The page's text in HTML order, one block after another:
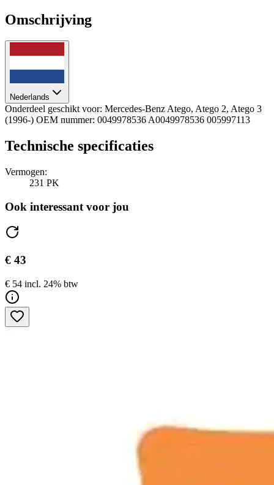
Omschrijving
Nederlands
Onderdeel geschikt voor: Mercedes-Benz Atego, Atego 2, Atego 3
(1996-) OEM nummer: 0049978536 A0049978536 005997113
Technische specificaties
Vermogen:
231 PK
Ook interessant voor jou
€ 43
€ 54 incl. 24% btw